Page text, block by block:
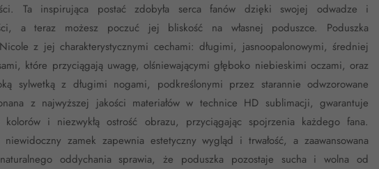
Ta inspirująca postać zdobyła serca fanów dzięki swojej odwadze i
a teraz możesz poczuć jej bliskość na własnej poduszce. Poduszka
z jej charakterystycznymi cechami: długimi, jasnoopalonowymi, średniej
które przyciągają uwagę, olśniewającymi głęboko niebieskimi oczami, oraz
sylwetką z długimi nogami, podkreślonymi przez starannie odwzorowane
z najwyższej jakości materiałów w technice HD sublimacji, gwarantuje
kolorów i niezwykłą ostrość obrazu, przyciągając spojrzenia każdego fana.
niewidoczny zamek zapewnia estetyczny wygląd i trwałość, a zaawansowana
oddychania sprawia, że poduszka pozostaje sucha i wolna od